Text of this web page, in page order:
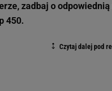
zadbaj o odpowiednią
450.